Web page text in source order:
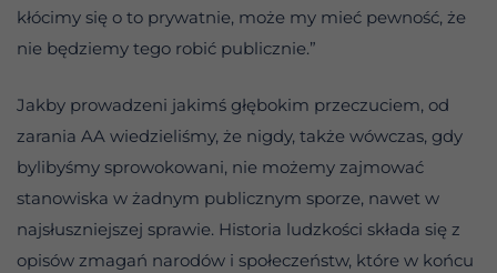
kłócimy się o to prywatnie, może my mieć pewność, że
nie będziemy tego robić publicznie.”
Jakby prowadzeni jakimś głębokim przeczuciem, od
zarania AA wiedzieliśmy, że nigdy, także wówczas, gdy
bylibyśmy sprowokowani, nie możemy zajmować
stanowiska w żadnym publicznym sporze, nawet w
najsłuszniejszej sprawie. Historia ludzkości składa się z
opisów zmagań narodów i społeczeństw, które w końcu